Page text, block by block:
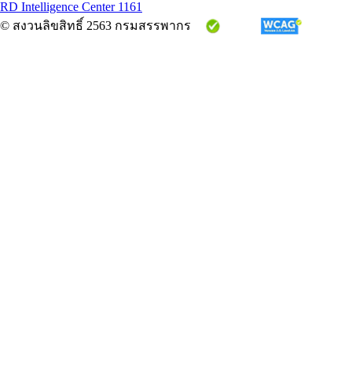
RD Intelligence Center 1161
© สงวนลิขสิทธิ์ 2563 กรมสรรพากร